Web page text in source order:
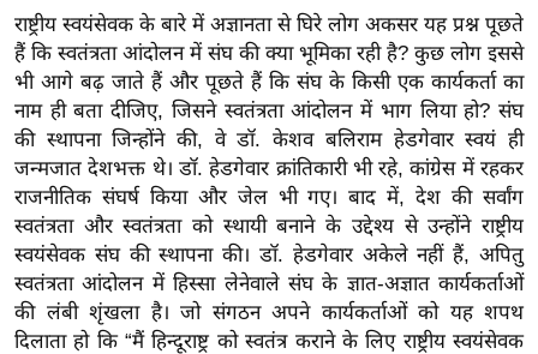
ग
ज
ग
त
वि
शे
ष
ज्ञ
रा
य
ब
राष्ट्रीय स्वयंसेवक के बारे में अज्ञानता से घिरे लोग अकसर यह प्रश्न पूछते
हैं कि स्वतंत्रता आंदोलन में संघ की क्या भूमिका रही है? कुछ लोग इससे
भी आगे बढ़ जाते हैं और पूछते हैं कि संघ के किसी एक कार्यकर्ता का
नाम ही बता दीजिए, जिसने स्वतंत्रता आंदोलन में भाग लिया हो? संघ
की स्थापना जिन्होंने की, वे डॉ. केशव बलिराम हेडगेवार स्वयं ही
जन्मजात देशभक्त थे। डॉ. हेडगेवार क्रांतिकारी भी रहे, कांग्रेस में रहकर
राजनीतिक संघर्ष किया और जेल भी गए। बाद में, देश की सर्वांग
स्वतंत्रता और स्वतंत्रता को स्थायी बनाने के उद्देश्य से उन्होंने राष्ट्रीय
स्वयंसेवक संघ की स्थापना की। डॉ. हेडगेवार अकेले नहीं हैं, अपितु
स्वतंत्रता आंदोलन में हिस्सा लेनेवाले संघ के ज्ञात-अज्ञात कार्यकर्ताओं
की लंबी शृंखला है। जो संगठन अपने कार्यकर्ताओं को यह शपथ
दिलाता हो कि “मैं हिन्दूराष्ट्र को स्वतंत्र कराने के लिए राष्ट्रीय स्वयंसेवक